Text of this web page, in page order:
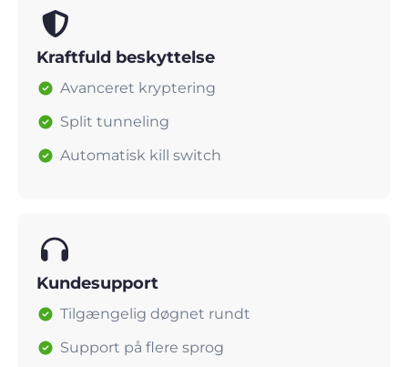
Kraftfuld beskyttelse
Avanceret kryptering
Split tunneling
Automatisk kill switch
Kundesupport
Tilgængelig døgnet rundt
Support på flere sprog